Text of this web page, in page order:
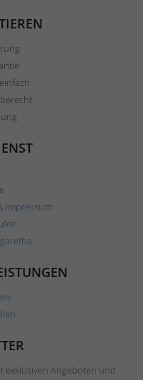
Impressum
exklusiven Angeboten und